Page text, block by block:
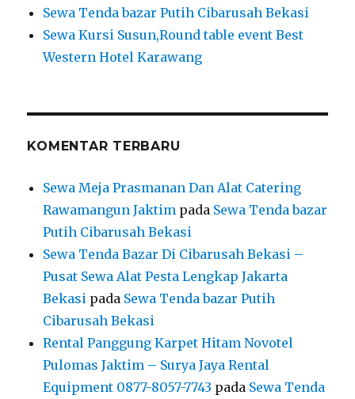
Sewa Tenda bazar Putih Cibarusah Bekasi
Sewa Kursi Susun,Round table event Best
Western Hotel Karawang
KOMENTAR TERBARU
Sewa Meja Prasmanan Dan Alat Catering
Rawamangun Jaktim pada Sewa Tenda bazar
Putih Cibarusah Bekasi
Sewa Tenda Bazar Di Cibarusah Bekasi –
Pusat Sewa Alat Pesta Lengkap Jakarta
Bekasi pada Sewa Tenda bazar Putih
Cibarusah Bekasi
Rental Panggung Karpet Hitam Novotel
Pulomas Jaktim – Surya Jaya Rental
Equipment 0877-8057-7743 pada Sewa Tenda